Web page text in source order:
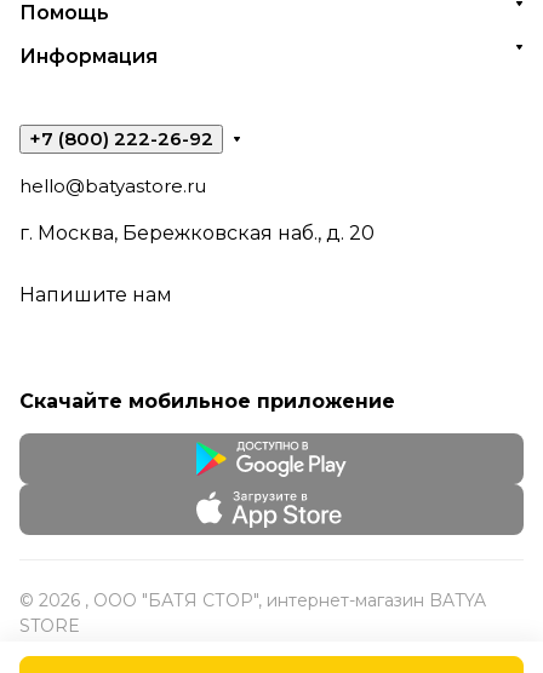
Помощь
Информация
+7 (800) 222-26-92
hello@batyastore.ru
г. Москва, Бережковская наб., д. 20
Напишите нам
Скачайте мобильное приложение
© 2026 , ООО "БАТЯ СТОР", интернет-магазин BATYA
STORE